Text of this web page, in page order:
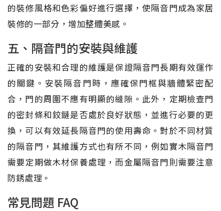
的裝修風格和色彩偏好進行選擇，使隔音門成為家居
裝修的一部分，增加整體美感。
五、隔音門的安裝與維護
正確的安裝和合理的維護是保證隔音門長期有效運作
的關鍵。安裝隔音門時，應確保門框與牆體緊密配
合，門的周圍不應有明顯的縫隙。此外，定期檢查門
的密封條和鉸鏈是否處於良好狀態，並進行必要的更
換，可以有效延長隔音門的使用壽命。對於不同材質
的隔音門，其維護方式也有所不同，例如實木隔音門
需要定期做木材保養處理，而金屬隔音門則需要注意
防銹處理。
常見問題 FAQ